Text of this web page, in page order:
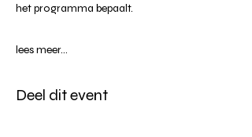
het programma bepaalt.
lees meer...
Deel dit event